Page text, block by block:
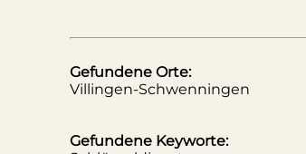
Gefundene Orte:
Villingen-Schwenningen
Gefundene Keyworte: